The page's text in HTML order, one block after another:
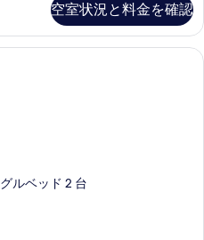
空室状況と料金を確認
セーフティボックス (室内)、デスク
ルベッド 2 台